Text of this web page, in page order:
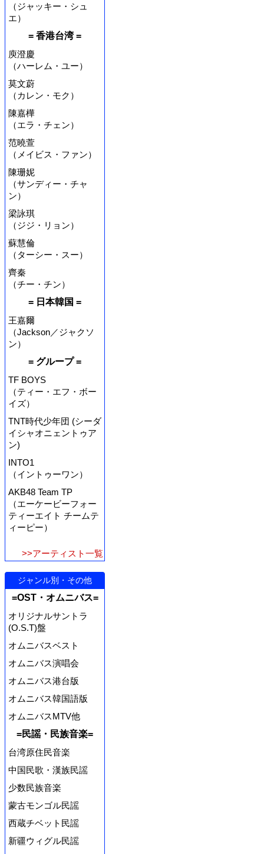
（ジャッキー・シュ
エ）
= 香港台湾 =
庾澄慶
（ハーレム・ユー）
莫文蔚
（カレン・モク）
陳嘉樺
（エラ・チェン）
范曉萱
（メイビス・ファン）
陳珊妮
（サンディー・チャ
ン）
梁詠琪
（ジジ・リョン）
蘇慧倫
（ターシー・スー）
齊秦
（チー・チン）
= 日本韓国 =
王嘉爾
（Jackson／ジャクソ
ン）
= グループ =
TF BOYS
（ティー・エフ・ボー
イズ）
TNT時代少年団 (シーダ
イシャオニェントゥア
ン)
INTO1
（イントゥーワン）
AKB48 Team TP
（エーケービーフォー
ティーエイト チームテ
ィーピー）
>>アーティスト一覧
ジャンル別・その他
=OST・オムニバス=
オリジナルサントラ
(O.S.T)盤
オムニバスベスト
オムニバス演唱会
オムニバス港台版
オムニバス韓国語版
オムニバスMTV他
=民謡・民族音楽=
台湾原住民音楽
中国民歌・漢族民謡
少数民族音楽
蒙古モンゴル民謡
西蔵チベット民謡
新疆ウィグル民謡